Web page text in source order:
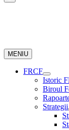
MENIU
FRCF
Istoric
Biroul
Strategii